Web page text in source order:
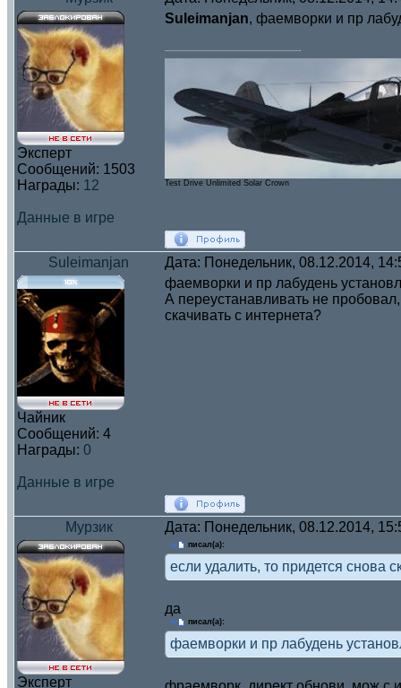
Эксперт
Сообщений: 1503
Награды: 12
Данные в игре
Suleimanjan, фаемворки и пр
Test Drive Unlimited Solar Crown
Suleimanjan Дата: Понедельник, 08.12.2014,
Чайник
Сообщений: 4
Награды: 0
Данные в игре
фаемворки и пр лабудень
А переустанавливать не
скачивать с интернета?
Мурзик Дата: Понедельник, 08.12.2014,
Эксперт
писал(а):
если удалить, то придется снова
да
писал(а):
фаемворки и пр лабудень